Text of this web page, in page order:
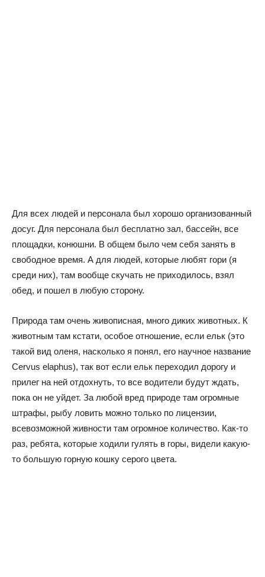
Для всех людей и персонала был хорошо организованный
досуг. Для персонала был бесплатно зал, бассейн, все
площадки, конюшни. В общем было чем себя занять в
свободное время. А для людей, которые любят гори (я
среди них), там вообще скучать не приходилось, взял
обед, и пошел в любую сторону.
Природа там очень живописная, много диких животных. К
животным там кстати, особое отношение, если ельк (это
такой вид оленя, насколько я понял, его научное название
Cervus elaphus), так вот если ельк переходил дорогу и
прилег на ней отдохнуть, то все водители будут ждать,
пока он не уйдет. За любой вред природе там огромные
штрафы, рыбу ловить можно только по лицензии,
всевозможной живности там огромное количество. Как-то
раз, ребята, которые ходили гулять в горы, видели какую-
то большую горную кошку серого цвета.